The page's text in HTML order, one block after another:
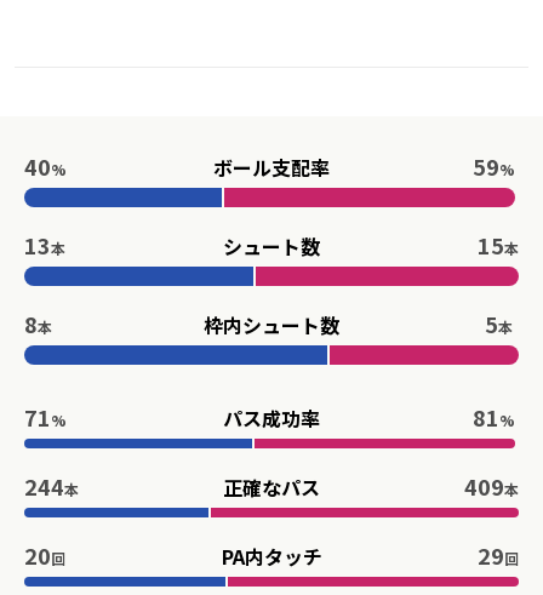
ボール支配率
40% 59%
シュート数
13本 15本
枠内シュート数
8本 5本
パス成功率
71% 81%
正確なパス
244本 409本
PA内タッチ
20回 29回